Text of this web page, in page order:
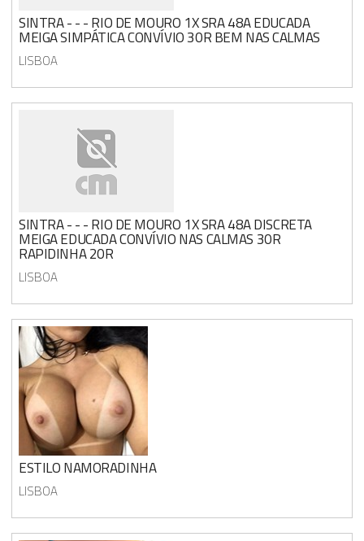
SINTRA - - - RIO DE MOURO 1X SRA 48A EDUCADA
MEIGA SIMPÁTICA CONVÍVIO 30R BEM NAS CALMAS
LISBOA
SINTRA - - - RIO DE MOURO 1X SRA 48A DISCRETA
MEIGA EDUCADA CONVÍVIO NAS CALMAS 30R
RAPIDINHA 20R
LISBOA
ESTILO NAMORADINHA
LISBOA